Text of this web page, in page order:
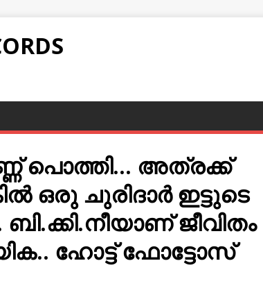
പൊത്തി… അത്രക്ക്
ഒരു ചുരിദാര്‍ ഇട്ടുടെ
ജീവിതം
ഹോട്ട് ഫോട്ടോസ്